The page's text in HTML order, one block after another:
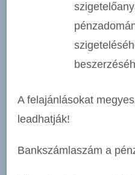
A felajánlásokat
leadhatják!
Bankszámlaszám a